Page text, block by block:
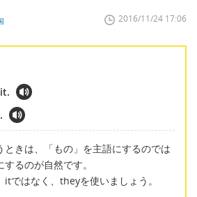
2016/11/24 17:06
ときは、「もの」を主語にするのでは
るのが自然です。
ではなく、theyを使いましょう。